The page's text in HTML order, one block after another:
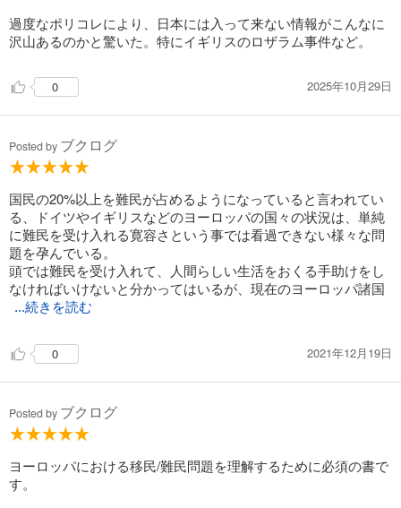
過度なポリコレにより、日本には入って来ない情報がこんなに
沢山あるのかと驚いた。特にイギリスのロザラム事件など。
0 2025年10月29日
Posted by ブクログ
国民の20%以上を難民が占めるようになっていると言われてい
る、ドイツやイギリスなどのヨーロッパの国々の状況は、単純
に難民を受け入れる寛容さという事では看過できない様々な問
題を孕んでいる。
頭では難民を受け入れて、人間らしい生活をおくる手助けをし
なければいけないと分かってはいるが、現在のヨーロッパ諸国
...続きを読む
0 2021年12月19日
Posted by ブクログ
ヨーロッパにおける移民/難民問題を理解するために必須の書で
す。